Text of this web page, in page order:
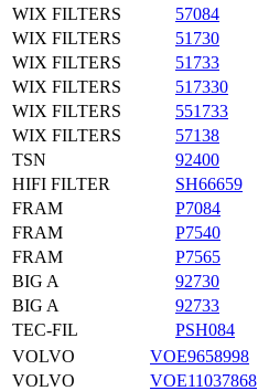
WIX FILTERS
57084
WIX FILTERS
51730
WIX FILTERS
51733
WIX FILTERS
517330
WIX FILTERS
551733
WIX FILTERS
57138
TSN
92400
HIFI FILTER
SH66659
FRAM
P7084
FRAM
P7540
FRAM
P7565
BIG A
92730
BIG A
92733
TEC-FIL
PSH084
VOLVO
VOE9658998
VOLVO
VOE11037868